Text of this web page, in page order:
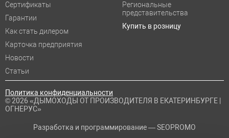
Политика конфиденциальности
© 2026 «ДЫМОХОДЫ ОТ ПРОИЗВОДИТЕЛЯ В ЕКАТЕРИНБУРГЕ |
ОГНЕРУС»
Разработка и программирование —SEOPROMO
Сертификаты
Гарантии
Как стать дилером
Карточка предприятия
Новости
Статьи
Региональные
представительства
Купить в розницу